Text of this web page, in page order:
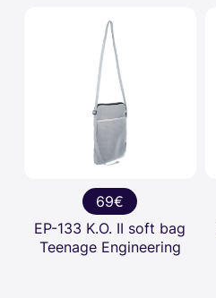
69€
EP-133 K.O. II soft bag
Teenage Engineering